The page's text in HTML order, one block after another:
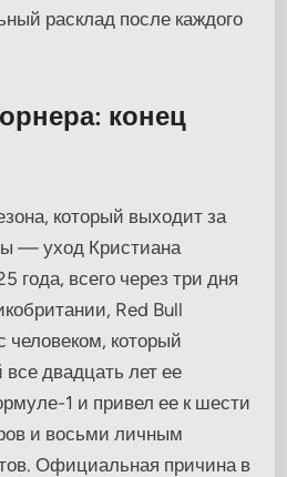
расклад после каждого
конец
который выходит за
— уход Кристиана
года, всего через три дня
Red Bull
человеком, который
двадцать лет ее
1 и привел ее к шести
и восьми личным
Официальная причина в